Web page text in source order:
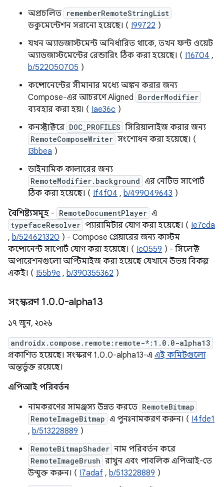
অপ্রচলিত rememberRemoteStringList
ডকুমেন্টেশন সরানো হয়েছে। ( I99722 )
যখন অ্যাডজাস্টমেন্ট অনির্ধারিত থাকে, তখন ফন্ট ওয়েট
অ্যাডজাস্টমেন্টের রেন্ডারিং ঠিক করা হয়েছে। ( I16704 ,
b/522050705 )
কম্পোনেন্টের সীমানার মধ্যে অঙ্কন করার জন্য
Compose-এর আচরণে Aligned BorderModifier
ব্যবহার করা হয়। ( Iae36c )
কনস্ট্রাক্টরে DOC_PROFILES সিরিয়ালাইজ করার জন্য
RemoteComposeWriter সংশোধন করা হয়েছে। (
I3bbea )
ডাইনামিক কালারের জন্য
RemoteModifier.background এর নেটিভ সাপোর্ট
ঠিক করা হয়েছে। ( If4f04 , b/499049643 )
বৈশিষ্ট্যসমূহ - RemoteDocumentPlayer এ
typefaceResolver প্যারামিটার যোগ করা হয়েছে। ( Ie7cda
, b/524621320 ) - Compose প্লেয়ারের জন্য কাস্টম
কম্পোনেন্ট সাপোর্ট যোগ করা হয়েছে। ( Ic0559 ) - সিলেক্ট
অপারেশনগুলো অপ্টিমাইজ করা হয়েছে যেখানে উভয় বিকল্প
একই। ( I55b9e , b/390355362 )
সংস্করণ 1.0.0-alpha13
১৭ জুন, ২০২৬
androidx.compose.remote:remote-*:1.0.0-alpha13
প্রকাশিত হয়েছে। সংস্করণ 1.0.0-alpha13-এ এই কমিটগুলো
অন্তর্ভুক্ত রয়েছে।
এপিআই পরিবর্তন
নামকরণের সামঞ্জস্য উন্নত করতে RemoteBitmap
RemoteImageBitmap এ পুনঃনামকরণ করুন। ( I4fde1
, b/513228889 )
RemoteBitmapShader নাম পরিবর্তন করে
RemoteImageBrush রাখুন এবং পাবলিক এপিআই-তে
উন্মুক্ত করুন। ( I7adaf , b/513228889 )